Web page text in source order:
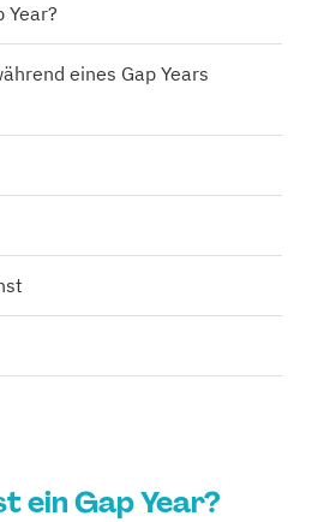
Year?
eines Gap Years
ein Gap Year?